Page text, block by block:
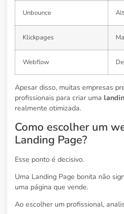
Unbounce
Klickpages
Webflow
Apesar disso, muitas empresas
profissionais para criar uma
realmente otimizada.
Como escolher um
Landing Page?
Esse ponto é decisivo.
Uma Landing Page bonita não
uma página que vende.
Ao escolher um profissional,